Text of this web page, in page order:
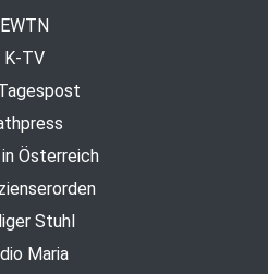
EWTN
K-TV
Österreich
Stuhl
Maria